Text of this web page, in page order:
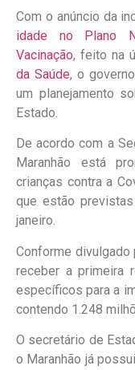
Com o anúncio da
idade no Plano
Vacinação, feito na
da Saúde, o
um planejamento
Estado.
De acordo com a
Maranhão está
crianças contra a
que estão
janeiro.
Conforme divulgado
receber a primeira
específicos para a
contendo 1.248
O secretário de
o Maranhão já